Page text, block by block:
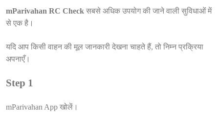
mParivahan RC Check सबसे अधिक उपयोग की जाने वाली सुविधाओं में
से एक है।
यदि आप किसी वाहन की मूल जानकारी देखना चाहते हैं, तो निम्न प्रक्रिया
अपनाएँ।
Step 1
mParivahan App खोलें।